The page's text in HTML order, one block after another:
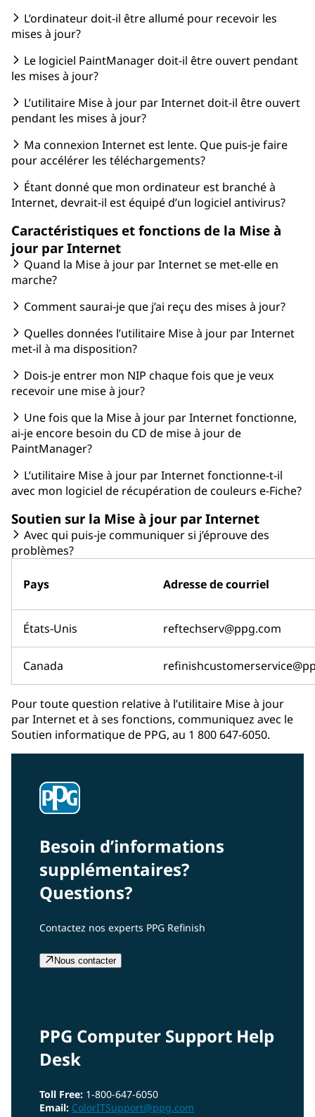
L’ordinateur doit-il être allumé pour recevoir les
mises à jour?
Le logiciel PaintManager doit-il être ouvert pendant
les mises à jour?
L’utilitaire Mise à jour par Internet doit-il être ouvert
pendant les mises à jour?
Ma connexion Internet est lente. Que puis-je faire
pour accélérer les téléchargements?
Étant donné que mon ordinateur est branché à
Internet, devrait-il est équipé d’un logiciel antivirus?
Caractéristiques et fonctions de la Mise à
jour par Internet
Quand la Mise à jour par Internet se met-elle en
marche?
Comment saurai-je que j’ai reçu des mises à jour?
Quelles données l’utilitaire Mise à jour par Internet
met-il à ma disposition?
Dois-je entrer mon NIP chaque fois que je veux
recevoir une mise à jour?
Une fois que la Mise à jour par Internet fonctionne,
ai-je encore besoin du CD de mise à jour de
PaintManager?
L’utilitaire Mise à jour par Internet fonctionne-t-il
avec mon logiciel de récupération de couleurs e-Fiche?
Soutien sur la Mise à jour par Internet
Avec qui puis-je communiquer si j’éprouve des
problèmes?
Pays Adresse de courriel
États-Unis reftechserv@ppg.com
Canada
Pour toute question relative à l’utilitaire Mise à jour
par Internet et à ses fonctions, communiquez avec le
Soutien informatique de PPG, au 1 800 647-6050.
Besoin d’informations
supplémentaires?
Questions?
Contactez nos experts PPG Refinish
Nous contacter
PPG Computer Support Help
Desk
Toll Free: 1-800-647-6050
Email: ColorITSupport@ppg.com